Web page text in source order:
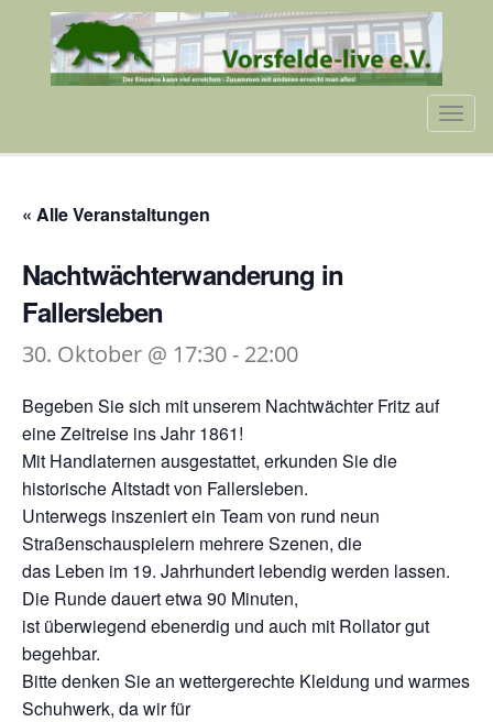
« Alle Veranstaltungen
Nachtwächterwanderung in
Fallersleben
30. Oktober @ 17:30- 22:00
Begeben Sie sich mit unserem Nachtwächter Fritz auf
eine Zeitreise ins Jahr 1861!
Mit Handlaternen ausgestattet, erkunden Sie die
historische Altstadt von Fallersleben.
Unterwegs inszeniert ein Team von rund neun
Straßenschauspielern mehrere Szenen, die
das Leben im 19. Jahrhundert lebendig werden lassen.
Die Runde dauert etwa 90 Minuten,
ist überwiegend ebenerdig und auch mit Rollator gut
begehbar.
Bitte denken Sie an wettergerechte Kleidung und warmes
Schuhwerk, da wir für